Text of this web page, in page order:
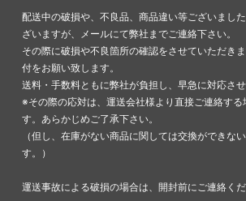
配送中の破損や、不良品、商品違い等ございまし
ざいますが、メールにて弊社までご連絡下さい。
その際に破損や不良箇所の確認をさせていただき
付をお願い致します。
送料・手数料ともに弊社が負担し、早急に対応させ
※その際の応対は、運送会社様より直接ご連絡する
す。あらかじめご了承下さい。
（但し、在庫がない商品に関しては交換ができな
す。）
運送事故による破損の場合は、開封前にご連絡くだ